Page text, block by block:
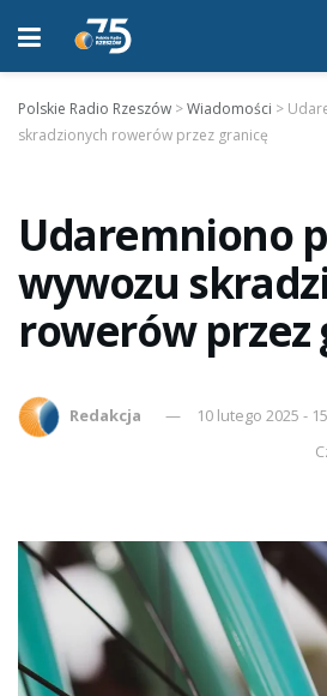
Polskie Radio Rzeszów >Wiadomości >
skradzionych rowerów przez granicę
Udaremniono
wywozu
rowerów przez
Redakcja 10 lutego 2025 -